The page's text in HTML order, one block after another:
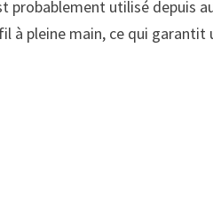
utilisé depuis
pleine main, ce qui